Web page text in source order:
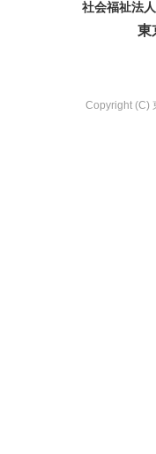
社会福祉法
東
Copyright (C)